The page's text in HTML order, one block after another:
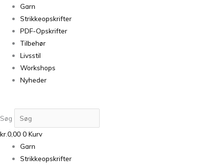
Garn
Strikkeopskrifter
PDF-Opskrifter
Tilbehør
Livsstil
Workshops
Nyheder
Søg
kr.0,00 0 Kurv
Garn
Strikkeopskrifter